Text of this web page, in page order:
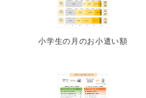
小学生の月のお小遣い額